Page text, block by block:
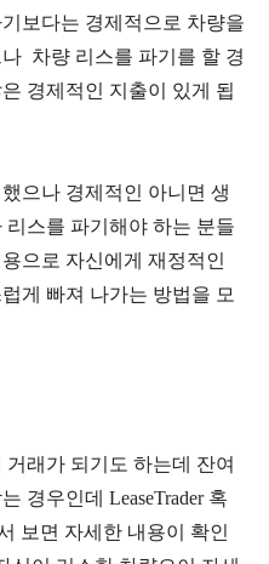
보다는 경제적으로 차량을
차량 리스를 파기를 할 경
경제적인 지출이 있게 됩
으나 경제적인 아니면 생
스를 파기해야 하는 분들
으로 자신에게 재정적인
게 빠져 나가는 방법을 모
래가 되기도 하는데 잔여
경우인데 LeaseTrader 혹
보면 자세한 내용이 확인